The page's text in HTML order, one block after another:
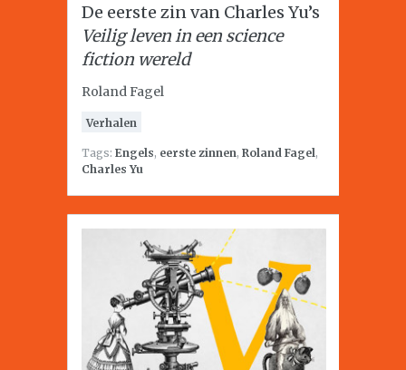
De eerste zin van Charles Yu’s
Veilig leven in een science
fiction wereld
Roland Fagel
Verhalen
Tags: Engels, eerste zinnen, Roland Fagel,
Charles Yu